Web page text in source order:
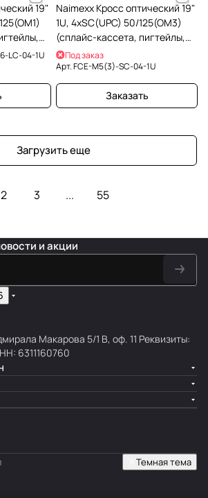
19"
LC-04-1U
Naimexx Кросс оптический 19"
1U, 4хSC(UPC) 50/125(OM3)
(сплайс-кассета, пигтейлы,
КДЗС)
Под заказ
Арт.FCE-M5(3)-SC-04-1U
Заказать
Загрузить еще
2 3 ... 55
и акции
Макарова 5/1 В, оф. 11 Реквизиты:
6311160760
Темная тема